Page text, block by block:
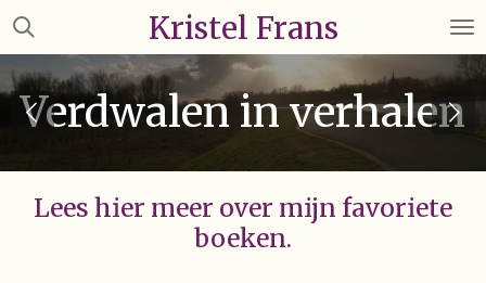
Ga
naar
de
hoofdinhoud
Kristel Frans
Verdwalen in verhalen
Lees hier meer over mijn favoriete
boeken.